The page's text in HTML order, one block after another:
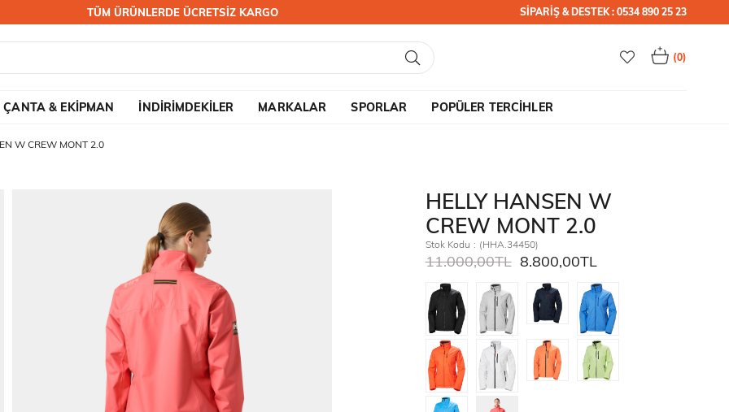
TÜM ÜRÜNLERDE ÜCRETSİZ KARGO SİPARİŞ & DESTEK : 0534 890 25 23
0
ÇANTA & EKİPMAN İNDİRİMDEKİLER MARKALAR SPORLAR POPÜLER TERCİHLER
W CREW MONT 2.0
HELLY HANSEN W
CREW MONT 2.0
Stok Kodu (HHA.34450)
11.000,00TL 8.800,00TL